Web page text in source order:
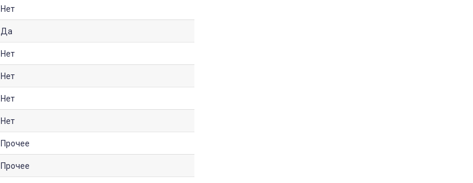
Нет
Да
Нет
Нет
Нет
Нет
Прочее
Прочее